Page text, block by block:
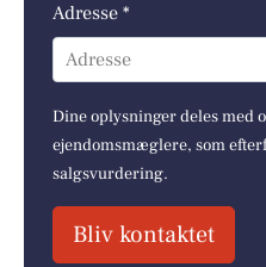
Adresse *
Adresse
Dine oplysninger deles med
ejendomsmæglere, som
salgsvurdering.
Bliv kontaktet